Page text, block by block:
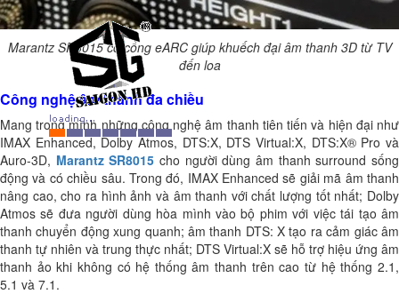
Marantz SR8015 có cổng eARC giúp khuếch đại âm thanh 3D từ TV
đến loa
Công nghệ âm thanh đa chiều
Mang trong mình những công nghệ âm thanh tiên tiến và hiện đại như
IMAX Enhanced, Dolby Atmos, DTS:X, DTS Virtual:X, DTS:X® Pro và
Auro-3D, MarantzSR8015 cho người dùng âm thanh surround sống
động và có chiều sâu. Trong đó, IMAX Enhanced sẽ giải mã âm thanh
nâng cao, cho ra hình ảnh và âm thanh với chất lượng tốt nhất; Dolby
Atmos sẽ đưa người dùng hòa mình vào bộ phim với việc tái tạo âm
thanh chuyển động xung quanh; âm thanh DTS: X tạo ra cảm giác âm
thanh tự nhiên và trung thực nhất; DTS Virtual:X sẽ hỗ trợ hiệu ứng âm
thanh ảo khi không có hệ thống âm thanh trên cao từ hệ thống 2.1,
5.1 và 7.1.